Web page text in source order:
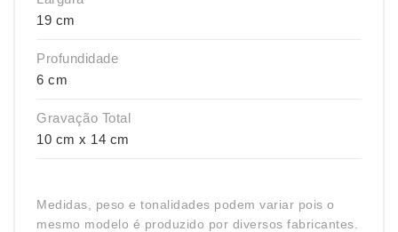
19 cm
Profundidade
6 cm
Gravação Total
10 cm x 14 cm
Medidas, peso e tonalidades podem variar pois o
mesmo modelo é produzido por diversos fabricantes.